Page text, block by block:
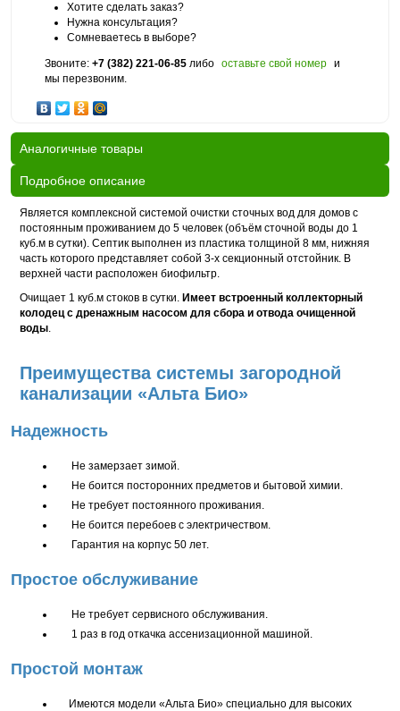
Хотите сделать заказ?
Нужна консультация?
Сомневаетесь в выборе?
Звоните: +7 (382) 221-06-85 либо оставьте свой номер и
мы перезвоним.
Аналогичные товары
Подробное описание
Является комплексной системой очистки сточных вод для домов с
постоянным проживанием до 5 человек (объём сточной воды до 1
куб.м в сутки). Септик выполнен из пластика толщиной 8 мм, нижняя
часть которого представляет собой 3-х секционный отстойник. В
верхней части расположен биофильтр.
Очищает 1 куб.м стоков в сутки. Имеет встроенный коллекторный
колодец с дренажным насосом для сбора и отвода очищенной
воды.
Преимущества системы загородной
канализации «Альта Био»
Надежность
Не замерзает зимой.
Не боится посторонних предметов и бытовой химии.
Не требует постоянного проживания.
Не боится перебоев с электричеством.
Гарантия на корпус 50 лет.
Простое обслуживание
Не требует сервисного обслуживания.
1 раз в год откачка ассенизационной машиной.
Простой монтаж
Имеются модели «Альта Био» специально для высоких